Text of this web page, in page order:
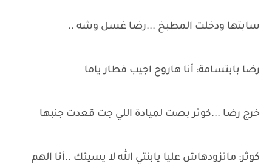
سابتها ودخلت المطبخ ...رضا غسل وشه ..
رضا بابتسامة: أنا هاروح اجيب فطار ياما
خرج رضا ...كوثر بصت لميادة اللي جت قعدت جنبها
كوثر: ماتزودهاش عليا يابنتي الله لا يسيئك ..أنا الهم